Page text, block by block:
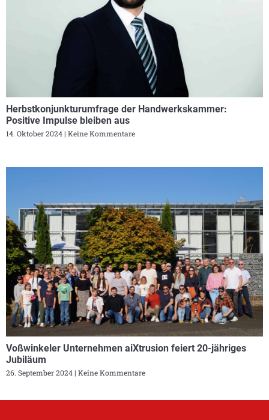
Herbstkonjunkturumfrage der Handwerkskammer:
Positive Impulse bleiben aus
14. Oktober 2024 Keine Kommentare
Voßwinkeler Unternehmen aiXtrusion feiert 20-jähriges
Jubiläum
26. September 2024 Keine Kommentare